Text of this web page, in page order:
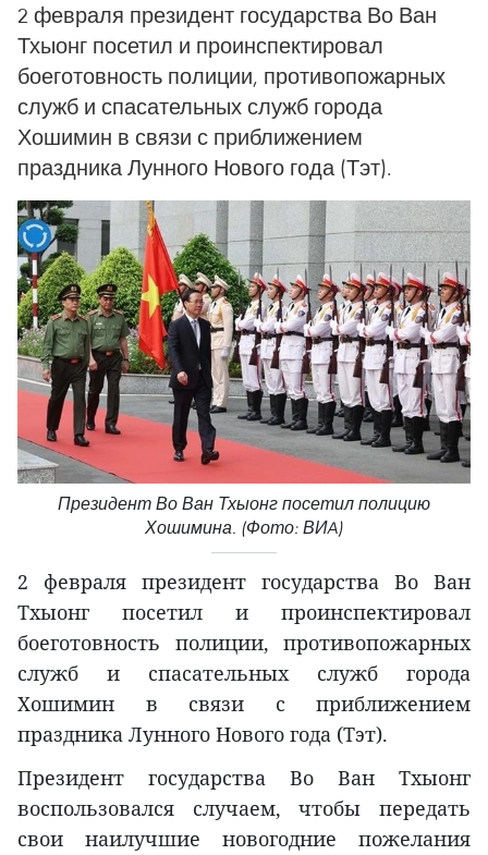
2 февраля президент государства Во Ван
Тхыонг посетил и проинспектировал
боеготовность полиции, противопожарных
служб и спасательных служб города
Хошимин в связи с приближением
праздника Лунного Нового года (Тэт).
Президент Во Ван Тхыонг посетил полицию
Хошимина. (Фото: ВИA)
2 февраля президент государства Во Ван
Тхыонг посетил и проинспектировал
боеготовность полиции, противопожарных
служб и спасательных служб города
Хошимин в связи с приближением
праздника Лунного Нового года (Тэт).
Президент государства Во Ван Тхыонг
воспользовался случаем, чтобы передать
свои наилучшие новогодние пожелания